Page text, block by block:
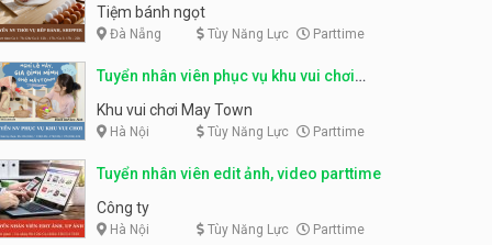
Tuyển nhân viên tư vấn bán
hàng shop mỹ phẩm
Shop mỹ phẩm
Tuyển nhân viên bán hàng,
giữ xe parttime – Kibo Kid
KIBO KIDS
Tuyển nhân viên edit ảnh,
parttime
Tiệm bánh ngọt
Đà Nẵng Tùy Năng Lực Parttime
Tuyển nhân viên phục vụ khu vui chơi
parttime linh động
Khu vui chơi May Town
Hà Nội Tùy Năng Lực Parttime
Tuyển nhân viên edit ảnh, video parttime
Công ty
Hà Nội Tùy Năng Lực Parttime